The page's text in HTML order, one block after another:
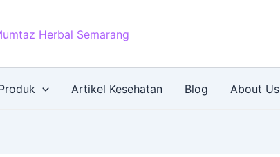
Artikel Kesehatan Blog About Us